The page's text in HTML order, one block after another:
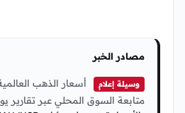
مصادر الخبر
وسيلة إعلام
متابعة السوق المحلي عبر تقارير